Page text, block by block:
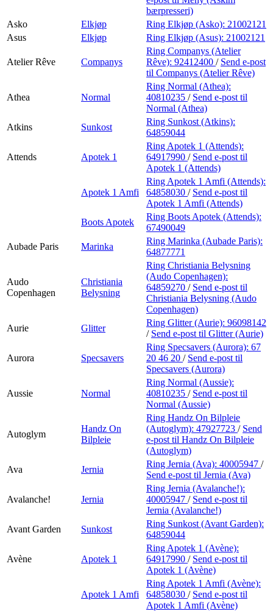
bærpresseri)
Asko
Elkjøp Ring Elkjøp (Asko): 21002121
Asus
Elkjøp Ring Elkjøp (Asus): 21002121
Atelier Rêve Companys
Ring Companys (Atelier
Rêve): 92412400 / Send e-post
til Companys (Atelier Rêve)
Athea Normal
Ring Normal (Athea):
40810235 / Send e-post til
Normal (Athea)
Atkins
Sunkost
Ring Sunkost (Atkins):
64859044
Attends Apotek 1
Ring Apotek 1 (Attends):
64917990 / Send e-post til
Apotek 1 (Attends)
Apotek 1 Amfi
Ring Apotek 1 Amfi (Attends):
64858030 / Send e-post til
Apotek 1 Amfi (Attends)
Boots Apotek
Ring Boots Apotek (Attends):
67490049
Aubade Paris
Marinka
Ring Marinka (Aubade Paris):
64877771
Audo
Copenhagen
Christiania
Belysning
Ring Christiania Belysning
(Audo Copenhagen):
64859270 / Send e-post til
Christiania Belysning (Audo
Copenhagen)
Aurie
Glitter
Ring Glitter (Aurie): 96098142
/ Send e-post til Glitter (Aurie)
Aurora Specsavers
Ring Specsavers (Aurora): 67
20 46 20 / Send e-post til
Specsavers (Aurora)
Aussie Normal
Ring Normal (Aussie):
40810235 / Send e-post til
Normal (Aussie)
Autoglym
Handz On
Bilpleie
Ring Handz On Bilpleie
(Autoglym): 47927723 / Send
e-post til Handz On Bilpleie
(Autoglym)
Ava
Jernia
Ring Jernia (Ava): 40005947 /
Send e-post til Jernia (Ava)
Avalanche! Jernia
Ring Jernia (Avalanche!):
40005947 / Send e-post til
Jernia (Avalanche!)
Avant Garden
Sunkost
Ring Sunkost (Avant Garden):
64859044
Avène Apotek 1
Ring Apotek 1 (Avène):
64917990 / Send e-post til
Apotek 1 (Avène)
Apotek 1 Amfi
Ring Apotek 1 Amfi (Avène):
64858030 / Send e-post til
Apotek 1 Amfi (Avène)